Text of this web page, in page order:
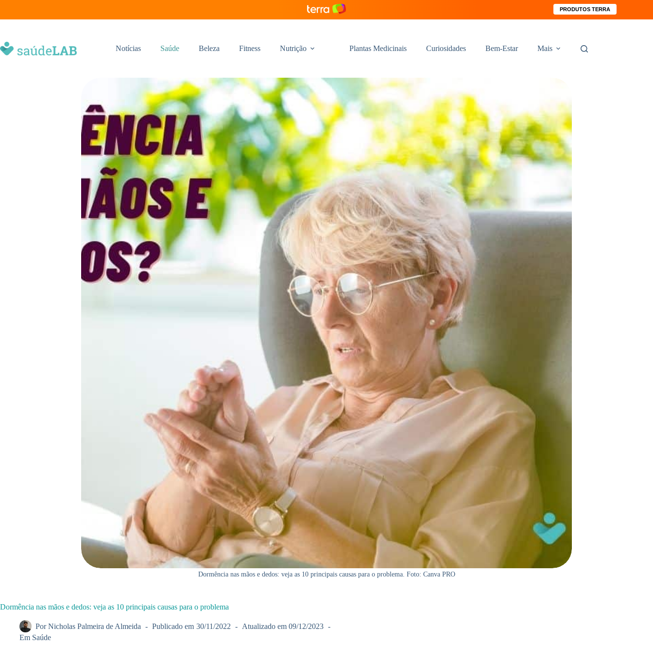
PRODUTOS TERRA
Notícias Saúde Beleza Fitness Nutrição Plantas Medicinais Curiosidades Bem-Estar Mais
Dormência nas mãos e dedos: veja as 10 principais causas para o problema. Foto: Canva PRO
Dormência nas mãos e dedos: veja as 10 principais causas para o problema
Por Nicholas Palmeira de Almeida Publicado em 30/11/2022 Atualizado em 09/12/2023
Em Saúde